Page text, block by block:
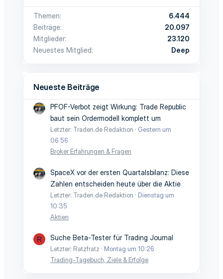
Themen
6.444
Beiträge
20.097
Mitglieder
23.120
Neuestes Mitglied
Deep
Neueste Beiträge
PFOF-Verbot zeigt Wirkung: Trade Republic
baut sein Ordermodell komplett um
Letzter: Traden.de Redaktion
Gestern um
06:56
Broker Erfahrungen & Fragen
SpaceX vor der ersten Quartalsbilanz: Diese
Zahlen entscheiden heute über die Aktie
Letzter: Traden.de Redaktion
Dienstag um
10:35
Aktien
R Suche Beta-Tester für Trading Journal
Letzter: Ratzfratz
Montag um 10:26
Trading-Tagebuch, Ziele & Erfolge